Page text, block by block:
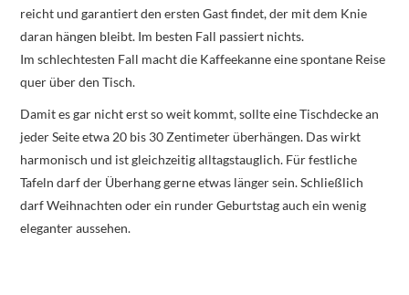
reicht und garantiert den ersten Gast findet, der mit dem Knie
daran hängen bleibt. Im besten Fall passiert nichts.
Im schlechtesten Fall macht die Kaffeekanne eine spontane Reise
quer über den Tisch.
Damit es gar nicht erst so weit kommt, sollte eine Tischdecke an
jeder Seite etwa 20 bis 30 Zentimeter überhängen. Das wirkt
harmonisch und ist gleichzeitig alltagstauglich. Für festliche
Tafeln darf der Überhang gerne etwas länger sein. Schließlich
darf Weihnachten oder ein runder Geburtstag auch ein wenig
eleganter aussehen.